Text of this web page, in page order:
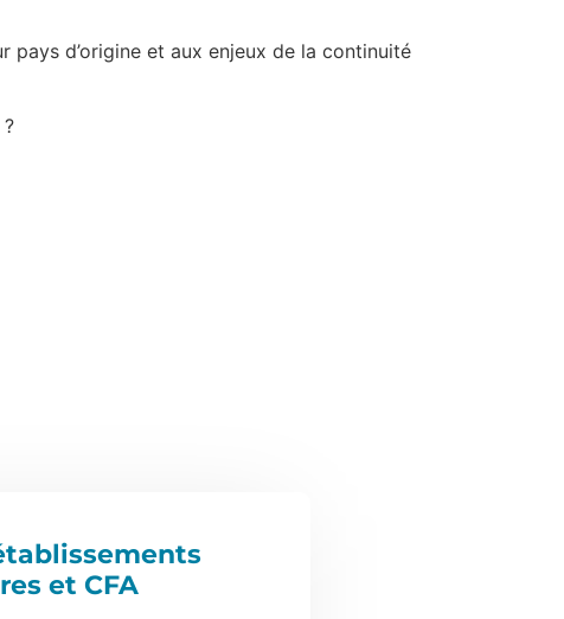
pays d’origine et aux enjeux de la continuité
et CFA